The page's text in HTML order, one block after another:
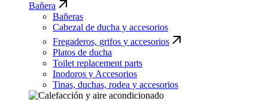
Bañera
Bañeras
Cabezal de ducha y accesorios
Fregaderos, grifos y accesorios
Platos de ducha
Toilet replacement parts
Inodoros y Accesorios
Tinas, duchas, rodea y accesorios